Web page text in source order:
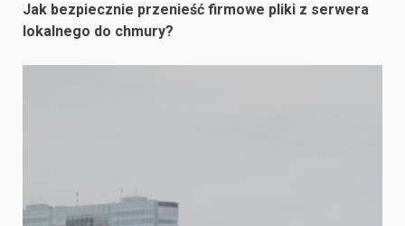
Jak bezpiecznie przenieść firmowe pliki z serwera
lokalnego do chmury?